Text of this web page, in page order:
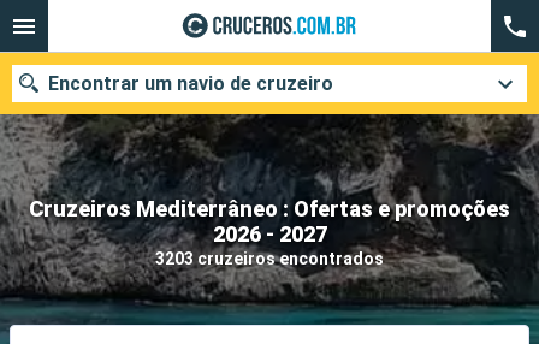
Cruzeiros Mediterrâneo : Ofertas e promoções
2026 - 2027
3203 cruzeiros encontrados
Encontrar um navio de cruzeiro
Quando ir?
Data de partida
Cidades Companhias